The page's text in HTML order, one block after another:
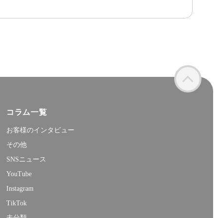
コラム一覧
お客様のインタビュー
その他
SNSニュース
YouTube
Instagram
TikTok